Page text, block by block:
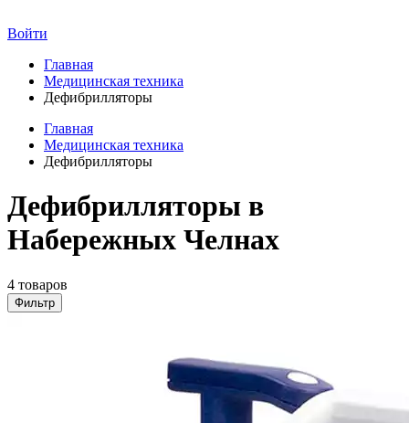
Войти
Главная
Медицинская техника
Дефибрилляторы
Главная
Медицинская техника
Дефибрилляторы
Дефибрилляторы в
Набережных Челнах
4 товаров
Фильтр